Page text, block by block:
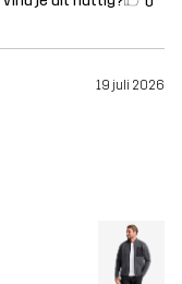
19 juli 2026